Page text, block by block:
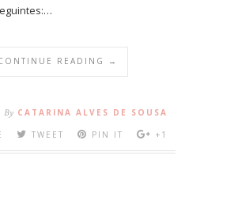
READING →
By CATARINA ALVES DE SOUSA
TWEET PIN IT +1